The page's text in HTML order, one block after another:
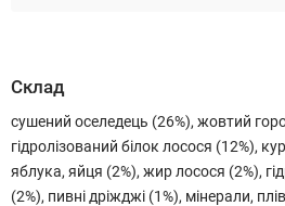
Склад
сушений оселедець (26%), жовтий
гідролізований білок лосося (12%),
яблука, яйця (2%), жир лосося (2%),
(2%), пивні дріжджі (1%), мінерали,